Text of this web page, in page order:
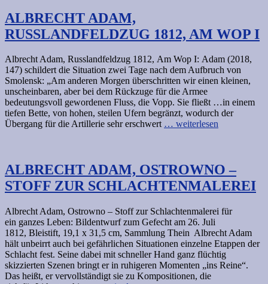
ALBRECHT ADAM,
RUSSLANDFELDZUG 1812, AM WOP I
Albrecht Adam, Russlandfeldzug 1812, Am Wop I: Adam (2018,
147) schildert die Situation zwei Tage nach dem Aufbruch von
Smolensk: „Am anderen Morgen überschritten wir einen kleinen,
unscheinbaren, aber bei dem Rückzuge für die Armee
bedeutungsvoll gewordenen Fluss, die Vopp. Sie fließt …in einem
tiefen Bette, von hohen, steilen Ufern begränzt, wodurch der
Übergang für die Artillerie sehr erschwert … weiterlesen
ALBRECHT ADAM, OSTROWNO –
STOFF ZUR SCHLACHTENMALEREI
Albrecht Adam, Ostrowno – Stoff zur Schlachtenmalerei für
ein ganzes Leben: Bildentwurf zum Gefecht am 26. Juli
1812, Bleistift, 19,1 x 31,5 cm, Sammlung Thein Albrecht Adam
hält unbeirrt auch bei gefährlichen Situationen einzelne Etappen der
Schlacht fest. Seine dabei mit schneller Hand ganz flüchtig
skizzierten Szenen bringt er in ruhigeren Momenten „ins Reine“.
Das heißt, er vervollständigt sie zu Kompositionen, die